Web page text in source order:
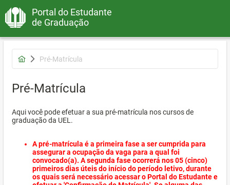
Portal do Estudante
de Graduação
Pré-Matrícula
Pré-Matrícula
Aqui você pode efetuar a sua pré-matrícula nos cursos de
graduação da UEL.
A pré-matrícula é a primeira fase a ser cumprida para
assegurar a ocupação da vaga para a qual foi
convocado(a). A segunda fase ocorrerá nos 05 (cinco)
primeiros dias úteis do início do período letivo, durante
os quais será necessário acessar o Portal do Estudante e